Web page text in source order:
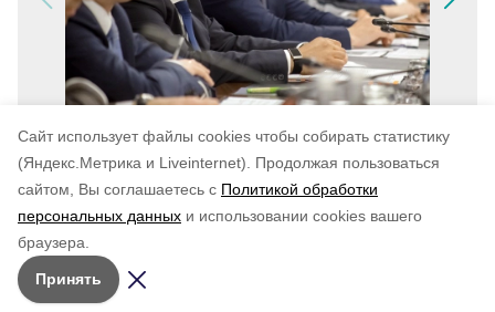
Cайт использует файлы cookies чтобы собирать статистику
(Яндекс.Метрика и Liveinternet).
Продолжая пользоваться
сайтом, Вы соглашаетесь с Политикой обработки
персональных данных и использовании cookies вашего
браузера.
Принять
Понравилась статья?
5